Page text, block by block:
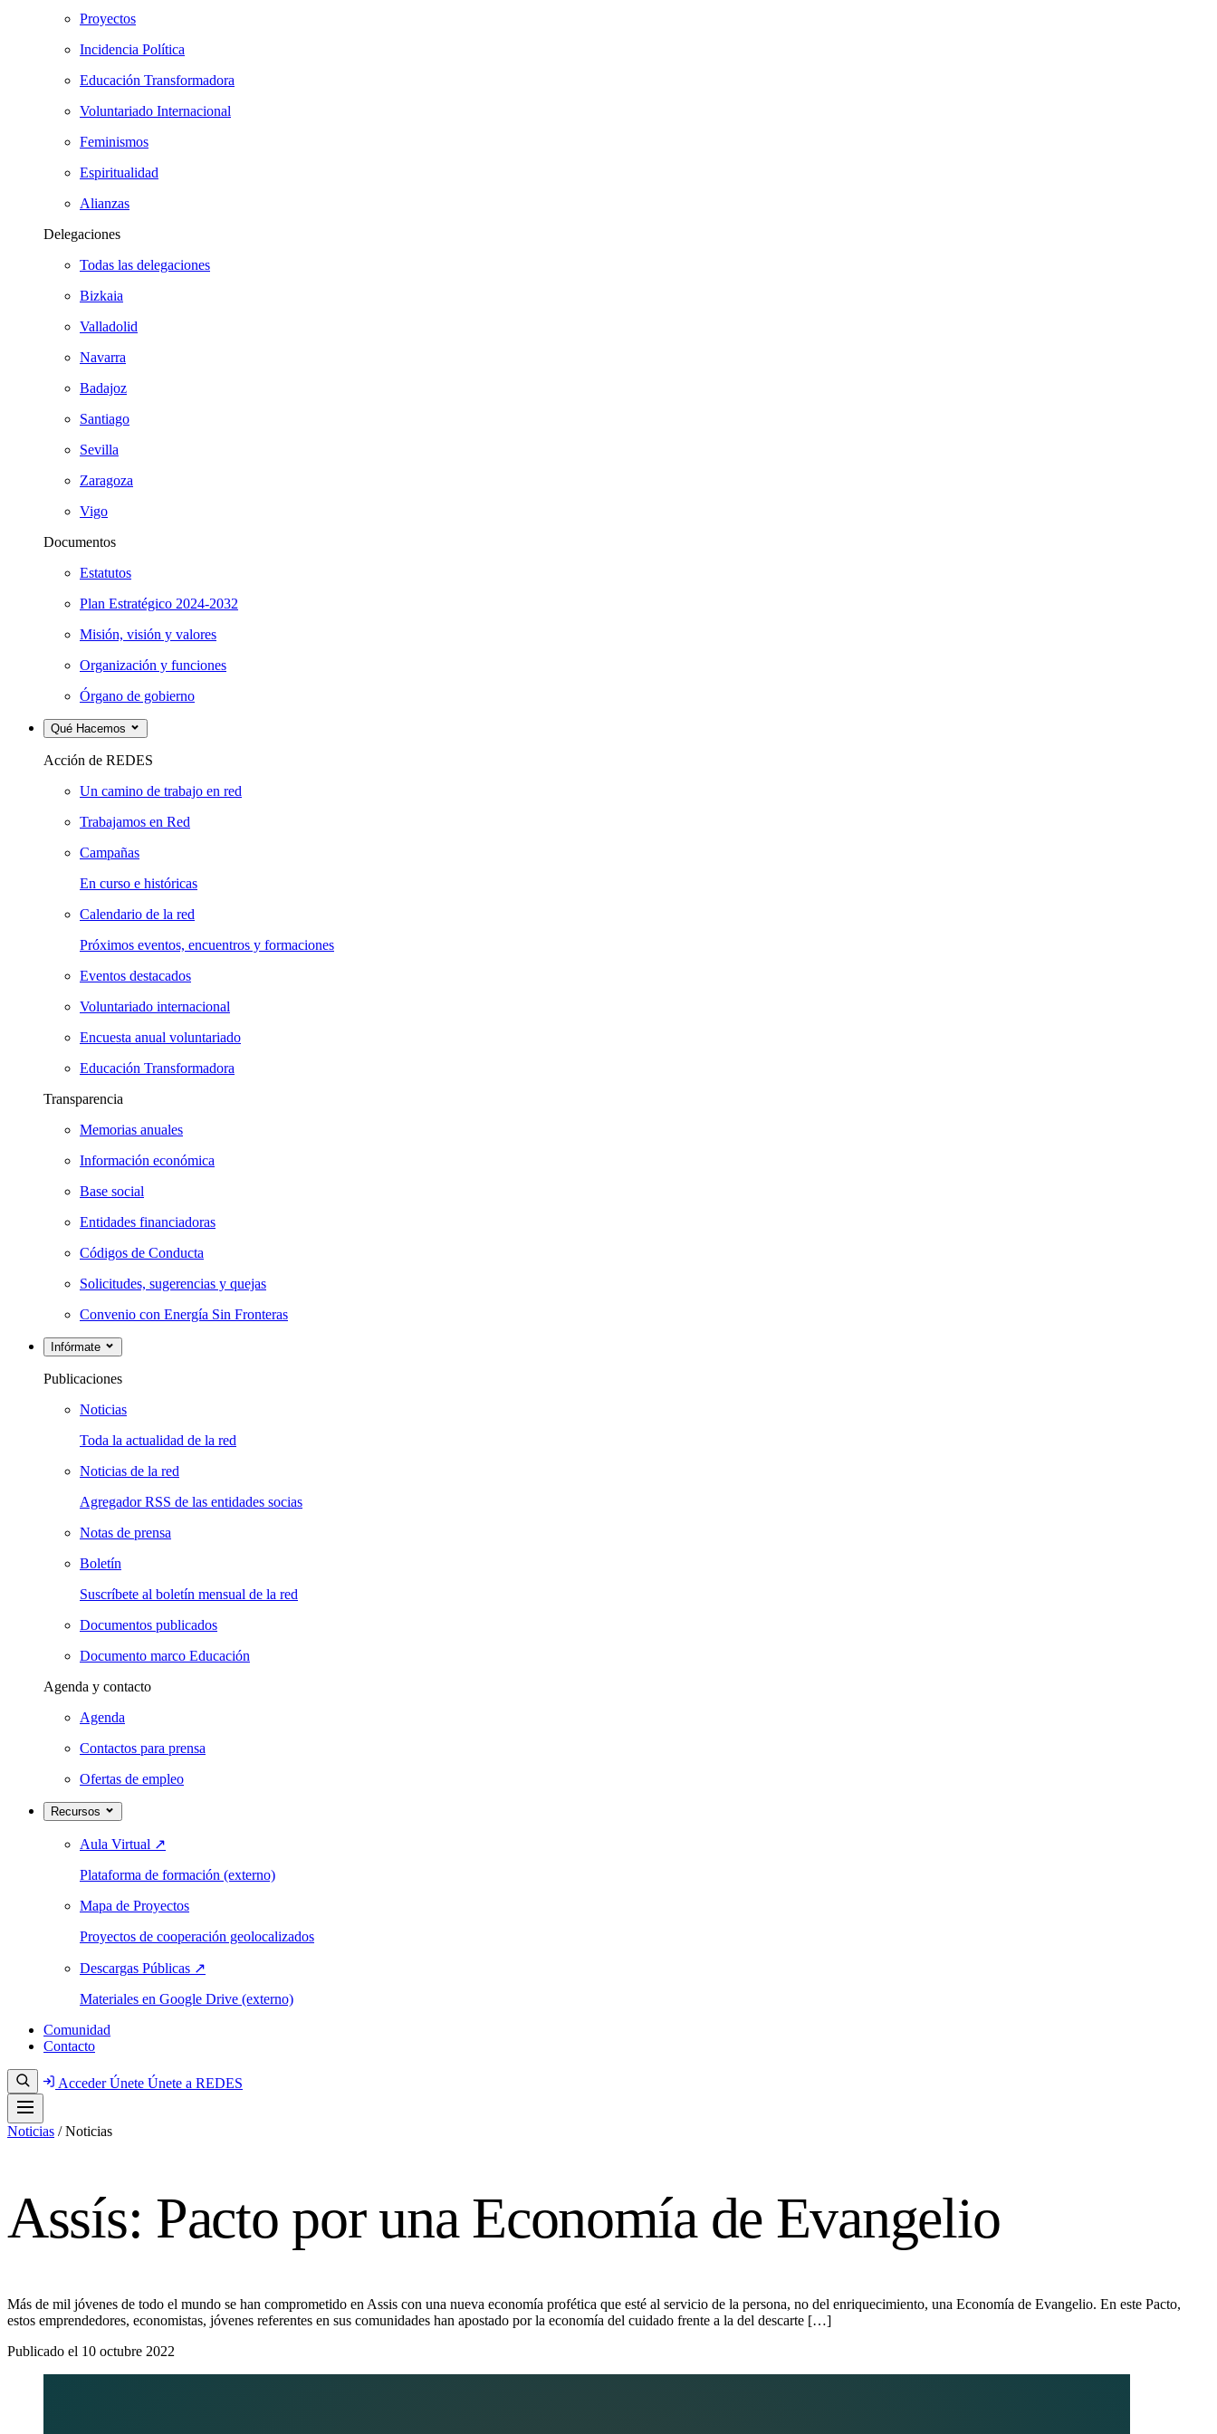
Proyectos
Incidencia Política
Educación Transformadora
Voluntariado Internacional
Feminismos
Espiritualidad
Alianzas
Delegaciones
Todas las delegaciones
Bizkaia
Valladolid
Navarra
Badajoz
Santiago
Sevilla
Zaragoza
Vigo
Documentos
Estatutos
Plan Estratégico 2024-2032
Misión, visión y valores
Organización y funciones
Órgano de gobierno
Qué Hacemos
Acción de REDES
Un camino de trabajo en red
Trabajamos en Red
Campañas
En curso e históricas
Calendario de la red
Próximos eventos, encuentros y formaciones
Eventos destacados
Voluntariado internacional
Encuesta anual voluntariado
Educación Transformadora
Transparencia
Memorias anuales
Información económica
Base social
Entidades financiadoras
Códigos de Conducta
Solicitudes, sugerencias y quejas
Convenio con Energía Sin Fronteras
Infórmate
Publicaciones
Noticias
Toda la actualidad de la red
Noticias de la red
Agregador RSS de las entidades socias
Notas de prensa
Boletín
Suscríbete al boletín mensual de la red
Documentos publicados
Documento marco Educación
Agenda y contacto
Agenda
Contactos para prensa
Ofertas de empleo
Recursos
Aula Virtual ↗
Plataforma de formación (externo)
Mapa de Proyectos
Proyectos de cooperación geolocalizados
Descargas Públicas ↗
Materiales en Google Drive (externo)
Comunidad
Contacto
AccederÚnete Únete a REDES
Noticias / Noticias
Assís: Pacto por una Economía de Evangelio
Más de mil jóvenes de todo el mundo se han comprometido en Assis con una nueva economía profética que esté al servicio de la persona, no del enriquecimiento, una Economía de Evangelio. En este Pacto,
estos emprendedores, economistas, jóvenes referentes en sus comunidades han apostado por la economía del cuidado frente a la del descarte […]
Publicado el 10 octubre 2022